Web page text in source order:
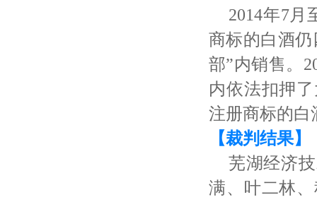
2014年7月
商标的白酒
部”内销售。
内依法扣押
注册商标的白
【裁判结果】
芜湖经济
满、叶二林